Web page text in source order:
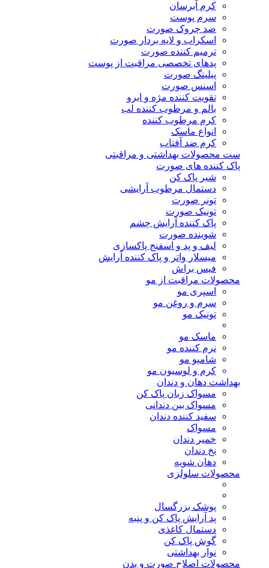
کرم آبرسان
سرم پوست
ضد چروک صورت
اسکراب و لایه بردار صورت
ترمیم کننده صورت
پدهای تخصصی مراقبت از پوست
پیلینگ صورت
اسنس صورت
تقویت کننده مژه و ابرو
بالم و مرطوب کننده لب
کرم مرطوب کننده
انواع ماسک
کرم ضد آفتاب
ست محصولات بهداشتی و مراقبتی
پاک کننده های صورت
شیر پاک کن
دستمال مرطوب آرایشی
تونر صورت
تونیک صورت
پاک کننده آرایش چشم
شوینده صورت
لیف و پد و اسفنج پاکسازی
میسلار واتر و پاک کننده آرایش
فیس براش
محصولات مراقبت از مو
اسپری مو
سرم و روغن مو
تونیک مو
ماسک مو
نرم کننده مو
شامپو مو
کرم و لوسیون مو
بهداشت دهان و دندان
مسواک زبان پاک کن
مسواک بین دندانی
سفید کننده دندان
مسواک
خمیر دندان
نخ دندان
دهان شویه
محصولات سلولزی
پوشک بزرگسال
پد آرایش پاک کن و پنبه
دستمال کاغذی
گوش پاک کن
نوار بهداشتی
محصولات اصلاح صورت و بدن